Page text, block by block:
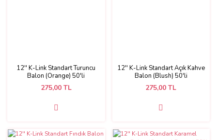
12'' K-Link Standart Turuncu
Balon (Orange) 50'li
275,00 TL
12'' K-Link Standart Açık Kahve
Balon (Blush) 50'li
275,00 TL